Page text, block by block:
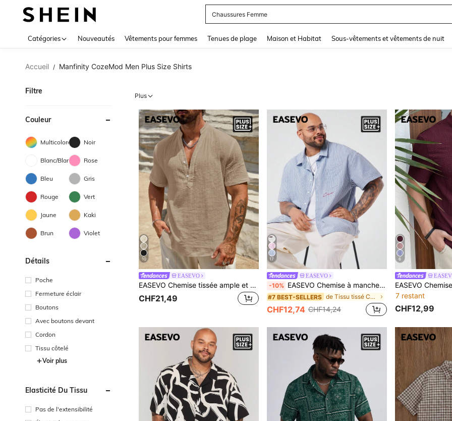
Chaussures Femme
Catégories Nouveautés Vêtements pour femmes Tenues de plage Maison et Habitat Sous-vêtements et vêtements de nuit
Accueil / Manfinity CozeMod Men Plus Size Shirts
Filtre
Couleur
Multicolore Noir
Blanc/Blanche Rose
Bleu Gris
Rouge Vert
Jaune Kaki
Brun Violet
Détails
Poche
Fermeture éclair
Boutons
Avec boutons devant
Cordon
Tissu côtelé
Voir plus
Élasticité Du Tissu
Pas de l'extensibilité
Plus
10
EASEVO
EASEVO Chemise tissée ample et décontractée à manches courtes pour hommes grandes tailles, vacances, cadeaux pour la fête des pères
CHF21,49
17
EASEVO
-10% EASEVO Chemise à manches courtes boutonnée ample et décontractée pour hommes grandes tailles, rayures verticales bleu clair & blanc, vacances, cadeaux pour la fête des pères
#7 BEST-SELLERS de Tissu tissé Chemises grande taille pour hommes
CHF12,74 CHF14,24
6
7 restant
CHF12,99